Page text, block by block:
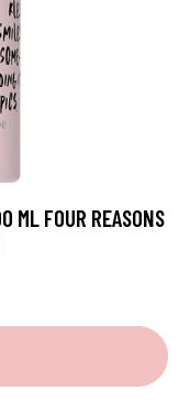
ML FOUR REASONS